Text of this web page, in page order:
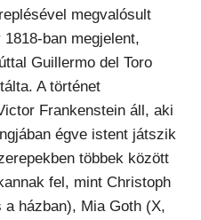
megvalósult
ban megjelent,
Guillermo del Toro
A történet
Frankenstein áll, aki
égve istent játszik
többek között
fel, mint Christoph
házban), Mia Goth (X,